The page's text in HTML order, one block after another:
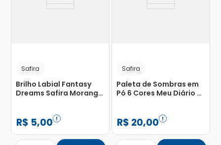
Safira
Brilho Labial Fantasy
Dreams Safira Morango
R$ 5,00
Safira
Paleta de Sombras em
Pó 6 Cores Meu Diário de
R$ 20,00